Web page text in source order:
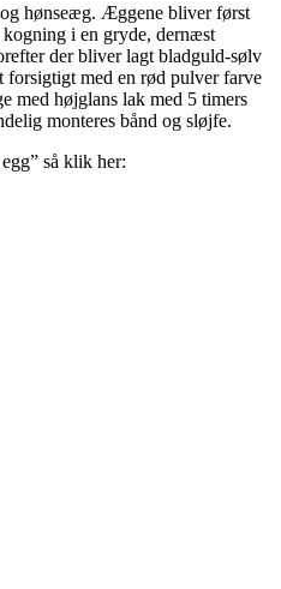
hønseæg. Æggene bliver først
i en gryde, dernæst
der bliver lagt bladguld-sølv
forsigtigt med en rød pulver farve
med højglans lak med 5 timers
monteres bånd og sløjfe.
så klik her: